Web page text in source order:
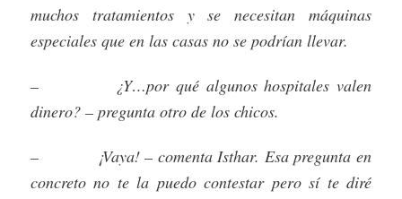
muchos tratamientos y se necesitan máquinas
especiales que en las casas no se podrían llevar.
– ¿Y…por qué algunos hospitales valen
dinero? – pregunta otro de los chicos.
– ¡Vaya! – comenta Isthar. Esa pregunta en
concreto no te la puedo contestar pero sí te diré